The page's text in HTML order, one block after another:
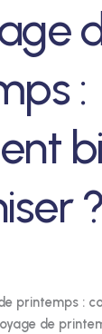
:
?
printemps :
de